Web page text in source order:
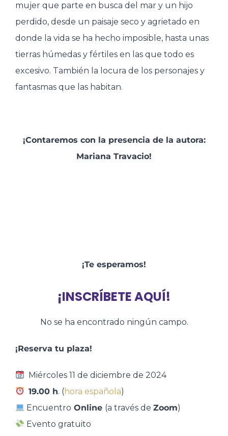
mujer que parte en busca del mar y un hijo
perdido, desde un paisaje seco y agrietado en
donde la vida se ha hecho imposible, hasta unas
tierras húmedas y fértiles en las que todo es
excesivo. También la locura de los personajes y
fantasmas que las habitan.
¡Contaremos con la presencia de la autora:
Mariana Travacio!
¡Te esperamos!
¡INSCRÍBETE AQUÍ!
No se ha encontrado ningún campo.
¡Reserva tu plaza!
Miércoles 11 de diciembre de 2024
19.00 h. (hora española)
Encuentro Online (a través deZoom)
Evento gratuito